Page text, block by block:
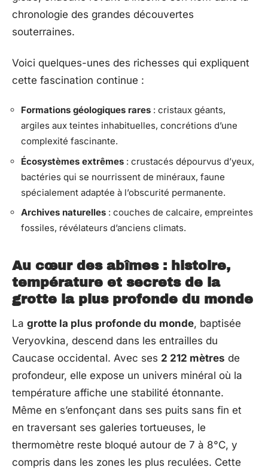
chronologie des grandes découvertes
souterraines.
Voici quelques-unes des richesses qui expliquent
cette fascination continue :
Formations géologiques rares : cristaux géants,
argiles aux teintes inhabituelles, concrétions d’une
complexité fascinante.
Écosystèmes extrêmes : crustacés dépourvus d’yeux,
bactéries qui se nourrissent de minéraux, faune
spécialement adaptée à l’obscurité permanente.
Archives naturelles : couches de calcaire, empreintes
fossiles, révélateurs d’anciens climats.
Au cœur des abîmes : histoire,
température et secrets de la
grotte la plus profonde du monde
La grotte la plus profonde du monde, baptisée
Veryovkina, descend dans les entrailles du
Caucase occidental. Avec ses 2 212 mètres de
profondeur, elle expose un univers minéral où la
température affiche une stabilité étonnante.
Même en s’enfonçant dans ses puits sans fin et
en traversant ses galeries tortueuses, le
thermomètre reste bloqué autour de 7 à 8°C, y
compris dans les zones les plus reculées. Cette